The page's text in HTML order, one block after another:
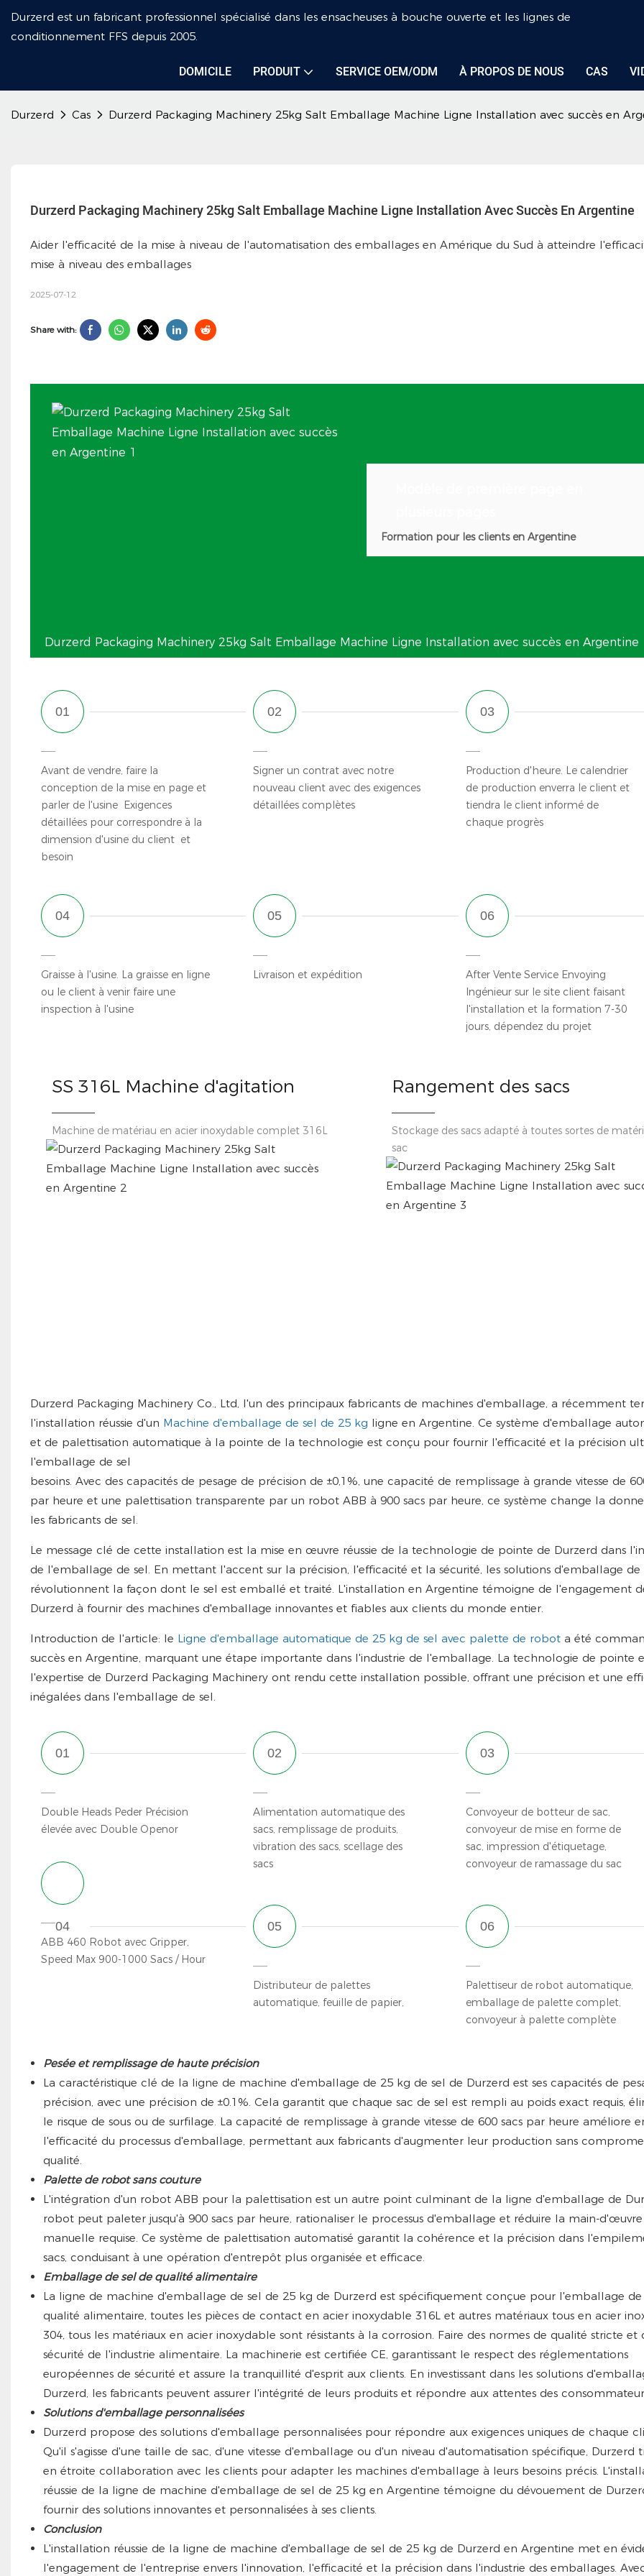
Durzerd est un fabricant professionnel spécialisé dans les ensacheuses à bouche ouverte et les lignes de
conditionnement FFS depuis 2005.
DOMICILE PRODUIT SERVICE OEM/ODM À PROPOS DE NOUS CAS
Durzerd Cas Durzerd Packaging Machinery 25kg Salt Emballage Machine Ligne Installation avec succès en
Durzerd Packaging Machinery 25kg Salt Emballage Machine Ligne Installation Avec Succès En Argentine
Aider l'efficacité de la mise à niveau de l'automatisation des emballages en Amérique du Sud à atteindre
mise à niveau des emballages
2025-07-12
Share with:
Formation pour les clients en Argentine
Durzerd Packaging Machinery 25kg Salt Emballage Machine Ligne Installation avec succès en Argentine
Avant de vendre, faire la
conception de la mise en page et
parler de l'usine Exigences
détaillées pour correspondre à la
dimension d'usine du client et
besoin
Signer un contrat avec notre
nouveau client avec des exigences
détaillées complètes
Production d'heure. Le calendrier
de production enverra le client et
tiendra le client informé de
chaque progrès
Graisse à l'usine. La graisse en ligne
ou le client à venir faire une
inspection à l'usine
Livraison et expédition
After Vente Service Envoying
Ingénieur sur le site client faisant
l'installation et la formation 7-30
jours, dépendez du projet
SS 316L Machine d'agitation
Machine de matériau en acier inoxydable complet 316L
Rangement des sacs
Stockage des sacs adapté à toutes sortes de
sac
Durzerd Packaging Machinery Co., Ltd, l'un des principaux fabricants de machines d'emballage, a récemment
l'installation réussie d'un Machine d'emballage de sel de 25 kg ligne en Argentine. Ce système d'emballage
et de palettisation automatique à la pointe de la technologie est conçu pour fournir l'efficacité et la précision
l'emballage de sel
besoins. Avec des capacités de pesage de précision de ±0,1%, une capacité de remplissage à grande vitesse de
par heure et une palettisation transparente par un robot ABB à 900 sacs par heure, ce système change la
les fabricants de sel.
Le message clé de cette installation est la mise en œuvre réussie de la technologie de pointe de Durzerd dans
de l'emballage de sel. En mettant l'accent sur la précision, l'efficacité et la sécurité, les solutions d'emballage de
révolutionnent la façon dont le sel est emballé et traité. L'installation en Argentine témoigne de l'engagement
Durzerd à fournir des machines d'emballage innovantes et fiables aux clients du monde entier.
Introduction de l'article: le Ligne d'emballage automatique de 25 kg de sel avec palette de robot a été
succès en Argentine, marquant une étape importante dans l'industrie de l'emballage. La technologie de pointe
l'expertise de Durzerd Packaging Machinery ont rendu cette installation possible, offrant une précision et une
inégalées dans l'emballage de sel.
Double Heads Peder Précision
élevée avec Double Openor
Alimentation automatique des
sacs, remplissage de produits,
vibration des sacs, scellage des
sacs
Convoyeur de botteur de sac,
convoyeur de mise en forme de
sac, impression d'étiquetage,
convoyeur de ramassage du sac
ABB 460 Robot avec Gripper,
Speed Max 900-1000 Sacs / Hour
Distributeur de palettes
automatique, feuille de papier,
Palettiseur de robot automatique,
emballage de palette complet,
convoyeur à palette complète
Pesée et remplissage de haute précision
La caractéristique clé de la ligne de machine d'emballage de 25 kg de sel de Durzerd est ses capacités de
précision, avec une précision de ±0.1%. Cela garantit que chaque sac de sel est rempli au poids exact requis,
le risque de sous ou de surfilage. La capacité de remplissage à grande vitesse de 600 sacs par heure améliore
l'efficacité du processus d'emballage, permettant aux fabricants d'augmenter leur production sans
qualité.
Palette de robot sans couture
L'intégration d'un robot ABB pour la palettisation est un autre point culminant de la ligne d'emballage de
robot peut paleter jusqu'à 900 sacs par heure, rationaliser le processus d'emballage et réduire la main-d'œuvre
manuelle requise. Ce système de palettisation automatisé garantit la cohérence et la précision dans
sacs, conduisant à une opération d'entrepôt plus organisée et efficace.
Emballage de sel de qualité alimentaire
La ligne de machine d'emballage de sel de 25 kg de Durzerd est spécifiquement conçue pour l'emballage de
qualité alimentaire, toutes les pièces de contact en acier inoxydable 316L et autres matériaux tous en acier
304, tous les matériaux en acier inoxydable sont résistants à la corrosion. Faire des normes de qualité stricte et
sécurité de l'industrie alimentaire. La machinerie est certifiée CE, garantissant le respect des réglementations
européennes de sécurité et assure la tranquillité d'esprit aux clients. En investissant dans les solutions
Durzerd, les fabricants peuvent assurer l'intégrité de leurs produits et répondre aux attentes des
Solutions d'emballage personnalisées
Durzerd propose des solutions d'emballage personnalisées pour répondre aux exigences uniques de chaque
Qu'il s'agisse d'une taille de sac, d'une vitesse d'emballage ou d'un niveau d'automatisation spécifique, Durzerd
en étroite collaboration avec les clients pour adapter les machines d'emballage à leurs besoins précis.
réussie de la ligne de machine d'emballage de sel de 25 kg en Argentine témoigne du dévouement de
fournir des solutions innovantes et personnalisées à ses clients.
Conclusion
L'installation réussie de la ligne de machine d'emballage de sel de 25 kg de Durzerd en Argentine met en
l'engagement de l'entreprise envers l'innovation, l'efficacité et la précision dans l'industrie des emballages.